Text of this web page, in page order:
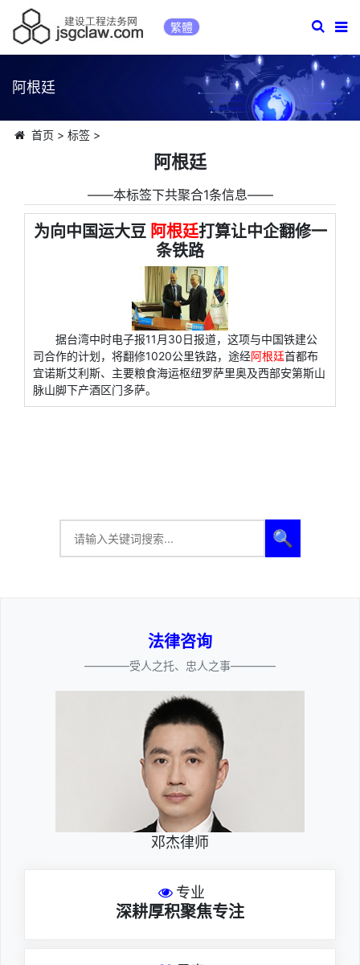
繁體
阿根廷
首页 > 标签>
阿根廷
――本标签下共聚合1条信息――
为向中国运大豆 阿根廷打算让中企翻修一
条铁路
据台湾中时电子报11月30日报道，这项与中国铁建公
司合作的计划，将翻修1020公里铁路，途经阿根廷首都布
宜诺斯艾利斯、主要粮食海运枢纽罗萨里奥及西部安第斯山
脉山脚下产酒区门多萨。
🔍
法律咨询
————受人之托、忠人之事————
邓杰律师
专业
深耕厚积聚焦专注